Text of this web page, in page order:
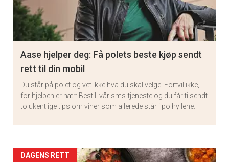
Aase hjelper deg: Få polets beste kjøp sendt
rett til din mobil
Du står på polet og vet ikke hva du skal velge. Fortvil ikke,
for hjelpen er nær: Bestill vår sms-tjeneste og du får tilsendt
to ukentlige tips om viner som allerede står i polhyllene.
Artikler
DAGENS RETT